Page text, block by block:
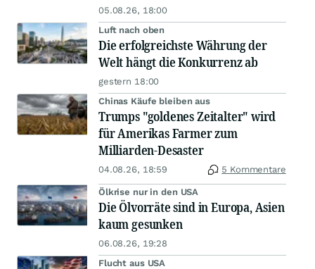
05.08.26, 18:00
Luft nach oben
Die erfolgreichste Währung der
Welt hängt die Konkurrenz ab
gestern 18:00
Chinas Käufe bleiben aus
Trumps "goldenes Zeitalter" wird
für Amerikas Farmer zum
Milliarden-Desaster
04.08.26, 18:59 5 Kommentare
Ölkrise nur in den USA
Die Ölvorräte sind in Europa, Asien
kaum gesunken
06.08.26, 19:28
Flucht aus USA